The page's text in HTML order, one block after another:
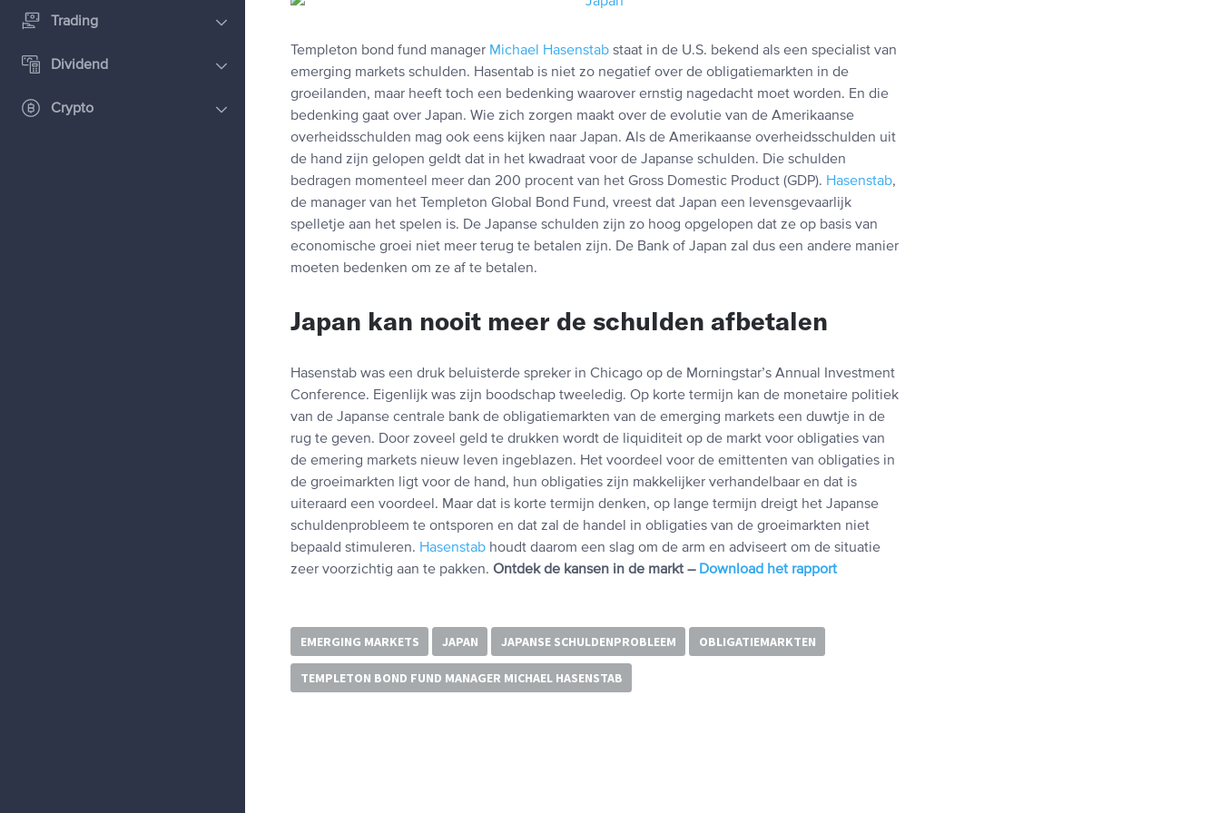
Trading
Dividend
Crypto
Templeton bond fund manager Michael Hasenstab staat in de U.S. bekend als een specialist van
emerging markets schulden. Hasentab is niet zo negatief over de obligatiemarkten in de
groeilanden, maar heeft toch een bedenking waarover ernstig nagedacht moet worden. En die
bedenking gaat over Japan. Wie zich zorgen maakt over de evolutie van de Amerikaanse
overheidsschulden mag ook eens kijken naar Japan. Als de Amerikaanse overheidsschulden uit
de hand zijn gelopen geldt dat in het kwadraat voor de Japanse schulden. Die schulden
bedragen momenteel meer dan 200 procent van het Gross Domestic Product (GDP). Hasenstab,
de manager van het Templeton Global Bond Fund, vreest dat Japan een levensgevaarlijk
spelletje aan het spelen is. De Japanse schulden zijn zo hoog opgelopen dat ze op basis van
economische groei niet meer terug te betalen zijn. De Bank of Japan zal dus een andere manier
moeten bedenken om ze af te betalen.
Japan kan nooit meer de schulden afbetalen
Hasenstab was een druk beluisterde spreker in Chicago op de Morningstar’s Annual Investment
Conference. Eigenlijk was zijn boodschap tweeledig. Op korte termijn kan de monetaire politiek
van de Japanse centrale bank de obligatiemarkten van de emerging markets een duwtje in de
rug te geven. Door zoveel geld te drukken wordt de liquiditeit op de markt voor obligaties van
de emering markets nieuw leven ingeblazen. Het voordeel voor de emittenten van obligaties in
de groeimarkten ligt voor de hand, hun obligaties zijn makkelijker verhandelbaar en dat is
uiteraard een voordeel. Maar dat is korte termijn denken, op lange termijn dreigt het Japanse
schuldenprobleem te ontsporen en dat zal de handel in obligaties van de groeimarkten niet
bepaald stimuleren. Hasenstab houdt daarom een slag om de arm en adviseert om de situatie
zeer voorzichtig aan te pakken. Ontdek de kansen in de markt – Download het rapport
EMERGING MARKETS JAPAN JAPANSE SCHULDENPROBLEEM OBLIGATIEMARKTEN
TEMPLETON BOND FUND MANAGER MICHAEL HASENSTAB